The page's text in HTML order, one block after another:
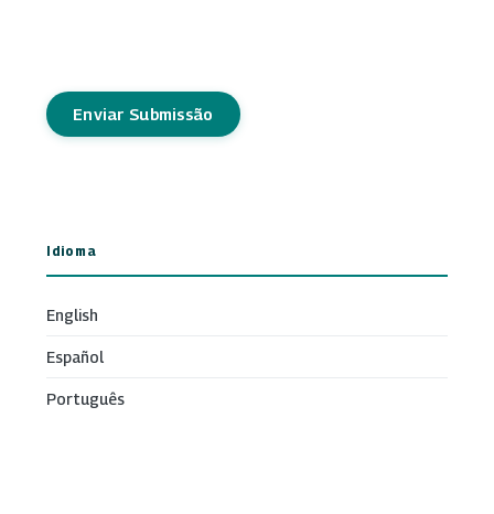
Enviar Submissão
Idioma
English
Español
Português